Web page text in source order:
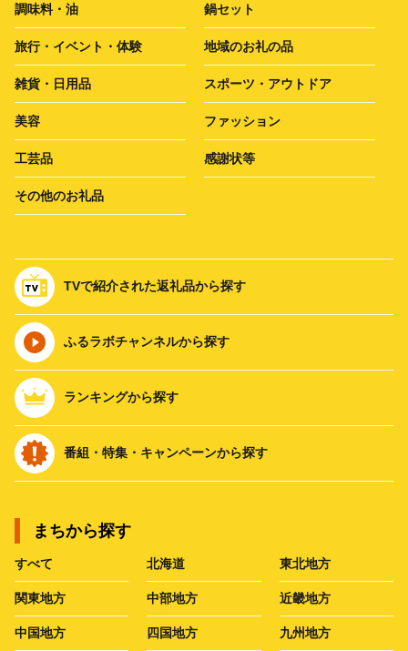
調味料・油 鍋セット
旅行・イベント・体験 地域のお礼の品
雑貨・日用品 スポーツ・アウトドア
美容 ファッション
工芸品 感謝状等
その他のお礼品
TVで紹介された返礼品から探す
ふるラボチャンネルから探す
ランキングから探す
番組・特集・キャンペーンから探す
まちから探す
すべて 北海道 東北地方
関東地方 中部地方 近畿地方
中国地方 四国地方 九州地方